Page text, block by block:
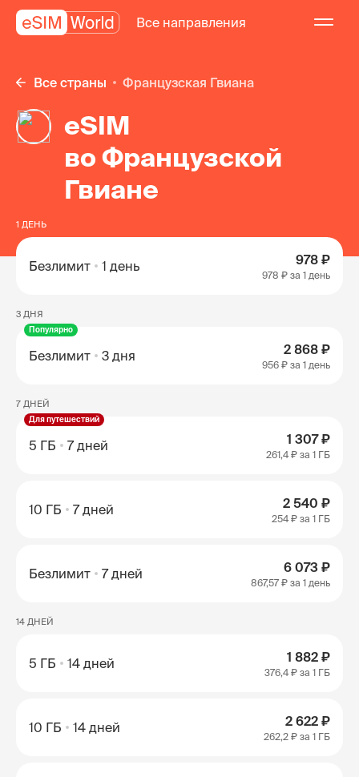
Все направления
Все страны Французская Гвиана
eSIM
во Французской
Гвиане
1 ДЕНЬ
Безлимит 1 день 978 ₽
978 ₽ за 1 день
3 ДНЯ
Популярно
Безлимит 3 дня 2 868 ₽
956 ₽ за 1 день
7 ДНЕЙ
Для путешествий
5 ГБ 7 дней 1 307 ₽
261,4 ₽ за 1 ГБ
10 ГБ 7 дней 2 540 ₽
254 ₽ за 1 ГБ
Безлимит 7 дней 6 073 ₽
867,57 ₽ за 1 день
14 ДНЕЙ
5 ГБ 14 дней 1 882 ₽
376,4 ₽ за 1 ГБ
10 ГБ 14 дней 2 622 ₽
262,2 ₽ за 1 ГБ